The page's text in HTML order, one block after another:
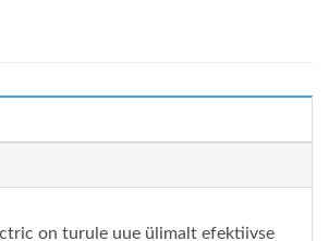
on turule uue ülimalt efektiivse